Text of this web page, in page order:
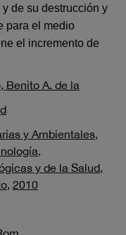
de su destrucción y
para el medio
el incremento de
Benito A. de la
y Ambientales,
,
y de la Salud,
, 2010